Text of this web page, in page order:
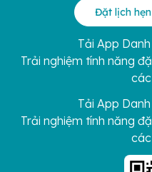
Đặt lịch hẹn
Tải App
Trải nghiệm tính năng
Tải App
Trải nghiệm tính năng